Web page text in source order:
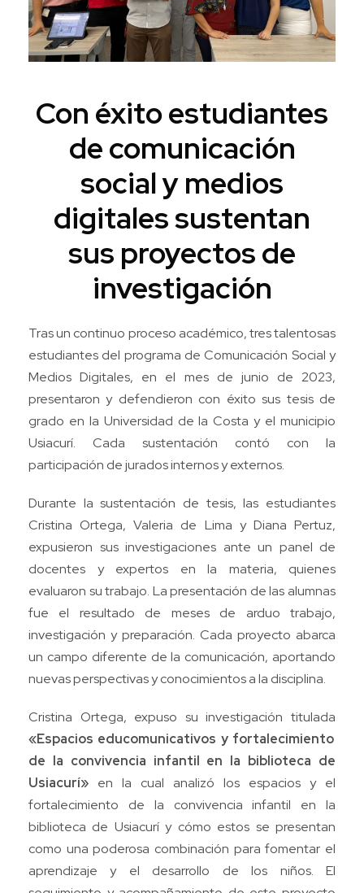
Con éxito estudiantes
de comunicación
social y medios
digitales sustentan
sus proyectos de
investigación
Tras un continuo proceso académico, tres talentosas
estudiantes del programa de Comunicación Social y
Medios Digitales, en el mes de junio de 2023,
presentaron y defendieron con éxito sus tesis de
grado en la Universidad de la Costa y el municipio
Usiacurí. Cada sustentación contó con la
participación de jurados internos y externos.
Durante la sustentación de tesis, las estudiantes
Cristina Ortega, Valeria de Lima y Diana Pertuz,
expusieron sus investigaciones ante un panel de
docentes y expertos en la materia, quienes
evaluaron su trabajo. La presentación de las alumnas
fue el resultado de meses de arduo trabajo,
investigación y preparación. Cada proyecto abarca
un campo diferente de la comunicación, aportando
nuevas perspectivas y conocimientos a la disciplina.
Cristina Ortega, expuso su investigación titulada
«Espacios educomunicativos y fortalecimiento
de la convivencia infantil en la biblioteca de
Usiacurí» en la cual analizó los espacios y el
fortalecimiento de la convivencia infantil en la
biblioteca de Usiacurí y cómo estos se presentan
como una poderosa combinación para fomentar el
aprendizaje y el desarrollo de los niños. El